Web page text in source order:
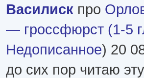
Василиск про
— гроссфюрст (1-5
Недописанное) 20
до сих пор читаю